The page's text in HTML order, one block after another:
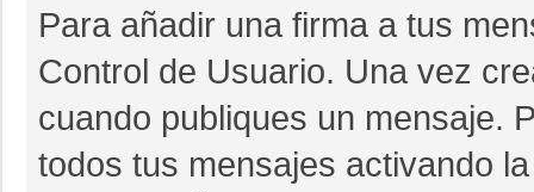
Para añadir una firma a tus
Control de Usuario. Una vez
cuando publiques un mensaje.
todos tus mensajes activando